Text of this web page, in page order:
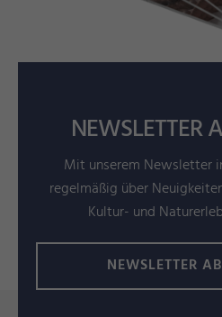
NEWSLETTER
Mit unserem Newsletter
regelmäßig über
Kultur- und
NEWSLETTER